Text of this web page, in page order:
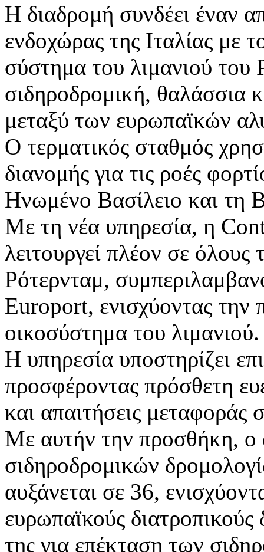
Η διαδρομή συνδέει έναν
ενδοχώρας της Ιταλίας με
σύστημα του λιμανιού του
σιδηροδρομική, θαλάσσια
μεταξύ των ευρωπαϊκών
Ο τερματικός σταθμός
διανομής για τις ροές
Ηνωμένο Βασίλειο και τη
Με τη νέα υπηρεσία, η
λειτουργεί πλέον σε
Ρότερνταμ,
Europort, ενισχύοντας την
οικοσύστημα του λιμανιού.
Η υπηρεσία υποστηρίζει
προσφέροντας πρόσθετη
και απαιτήσεις μεταφοράς
Με αυτήν την προσθήκη, ο
σιδηροδρομικών
αυξάνεται σε 36,
ευρωπαϊκούς
της για επέκταση των